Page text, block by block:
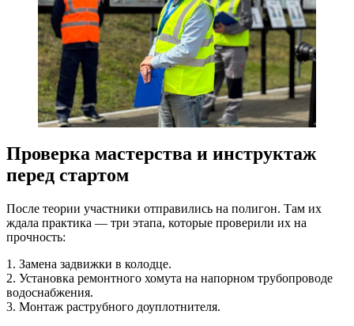
Проверка мастерства и инструктаж
перед стартом
После теории участники отправились на полигон. Там их
ждала практика — три этапа, которые проверили их на
прочность:
1. Замена задвижки в колодце.
2. Установка ремонтного хомута на напорном трубопроводе
водоснабжения.
3. Монтаж раструбного доуплотнителя.